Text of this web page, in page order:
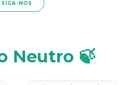
SIGA-NOS
Neutro 🍃